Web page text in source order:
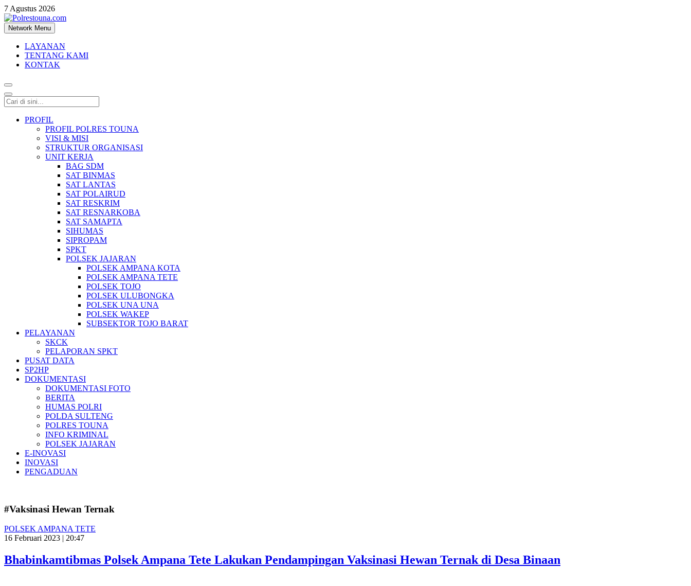
7 Agustus 2026
Polrestouna.com
Informasi Layanan Publik
Network Menu
LAYANAN
TENTANG KAMI
KONTAK
PROFIL
PROFIL POLRES TOUNA
VISI & MISI
STRUKTUR ORGANISASI
UNIT KERJA
BAG SDM
SAT BINMAS
SAT LANTAS
SAT POLAIRUD
SAT RESKRIM
SAT RESNARKOBA
SAT SAMAPTA
SIHUMAS
SIPROPAM
SPKT
POLSEK JAJARAN
POLSEK AMPANA KOTA
POLSEK AMPANA TETE
POLSEK TOJO
POLSEK ULUBONGKA
POLSEK UNA UNA
POLSEK WAKEP
SUBSEKTOR TOJO BARAT
PELAYANAN
SKCK
PELAPORAN SPKT
PUSAT DATA
SP2HP
DOKUMENTASI
DOKUMENTASI FOTO
BERITA
HUMAS POLRI
POLDA SULTENG
POLRES TOUNA
INFO KRIMINAL
POLSEK JAJARAN
E-INOVASI
INOVASI
PENGADUAN
#Vaksinasi Hewan Ternak
POLSEK AMPANA TETE
16 Februari 2023 | 20:47
Bhabinkamtibmas Polsek Ampana Tete Lakukan Pendampingan Vaksinasi Hewan Ternak di Desa Binaan